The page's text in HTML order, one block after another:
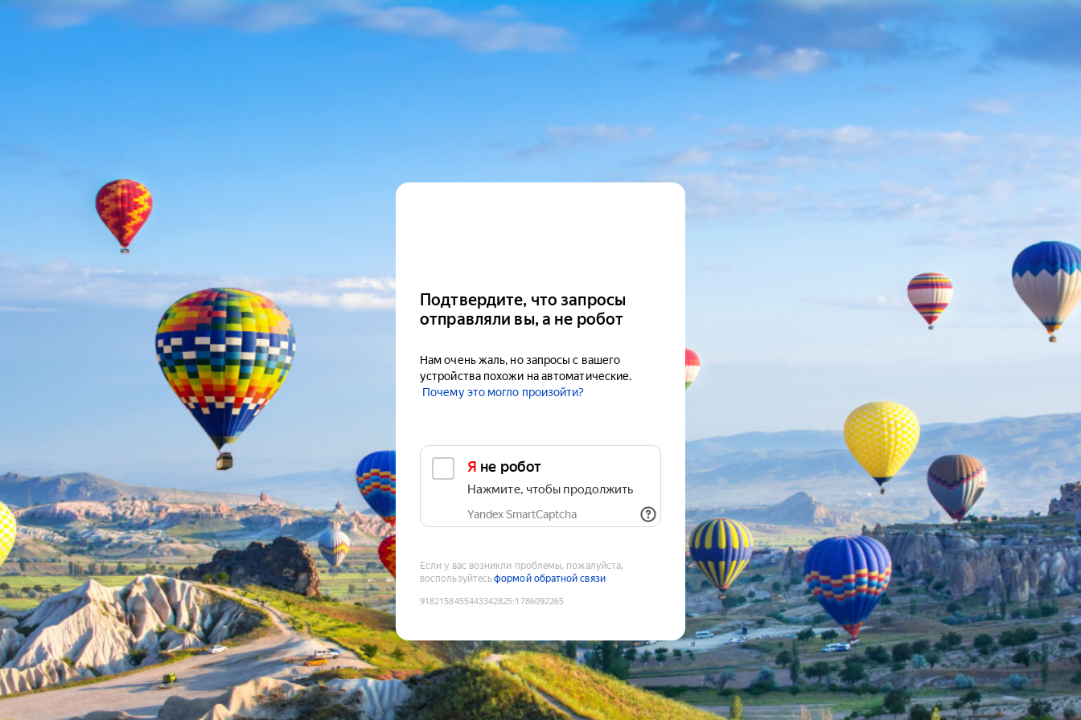
Подтвердите, что запросы
отправляли вы, а не робот
Нам очень жаль, но запросы с вашего
устройства похожи на автоматические.
Почему это могло произойти?
Я не робот
Нажмите, чтобы продолжить
Yandex SmartCaptcha
Если у вас возникли проблемы, пожалуйста,
воспользуйтесьформой обратной связи
9182158455443342825:1786092265